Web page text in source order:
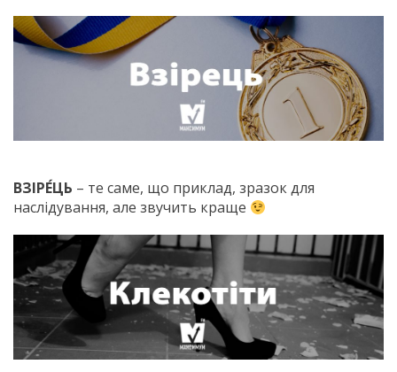
ВЗІРЕ́ЦЬ – те саме, що приклад, зразок для
наслідування, але звучить краще